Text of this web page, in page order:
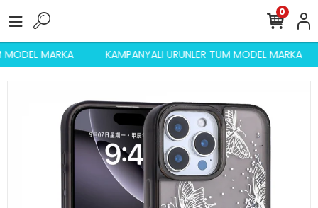
MODEL MARKA KAMPANYALI ÜRÜNLER TÜM MODEL MARKA
0